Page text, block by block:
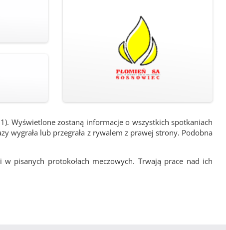
Wyświetlone zostaną informacje o wszystkich spotkaniach
wygrała lub przegrała z rywalem z prawej strony. Podobna
pisanych protokołach meczowych. Trwają prace nad ich